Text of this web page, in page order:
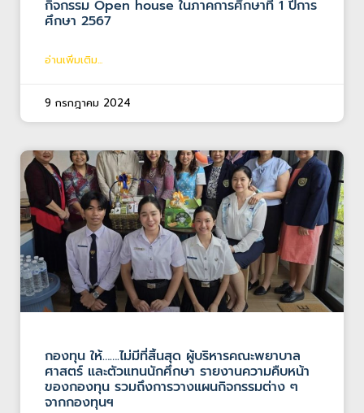
กิจกรรม Open house ในภาคการศึกษาที่ 1 ปีการ
ศึกษา 2567
อ่านเพิ่มเติม...
9 กรกฎาคม 2024
กองทุน ให้…….ไม่มีที่สิ้นสุด ผู้บริหารคณะพยาบาล
ศาสตร์ และตัวแทนนักศึกษา รายงานความคืบหน้า
ของกองทุน รวมถึงการวางแผนกิจกรรมต่าง ๆ
จากกองทุนฯ